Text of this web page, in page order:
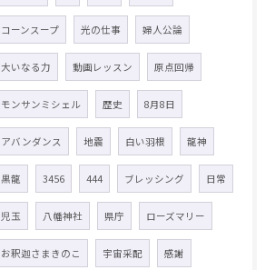
コーンスープ 光の仕事 婦人公論
大いなる力 動画レッスン 原点回帰
モンサンミシェル 歴史 8月8日
アバンダンス 地震 白い羽根 龍神
黒龍 3456 444 ブレッシング 日常
児玉 八幡神社 県庁 ローズマリー
お釈迦さまきのこ 宇宙采配 感謝